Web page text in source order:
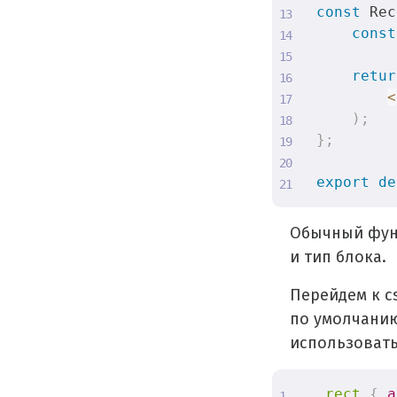
const
const
<
) ;
} ;
export
Обычный
и тип блока.
Перейдем к
по